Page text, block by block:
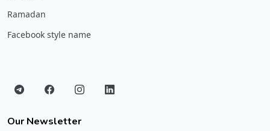
Ramadan
Facebook style name
Our Newsletter